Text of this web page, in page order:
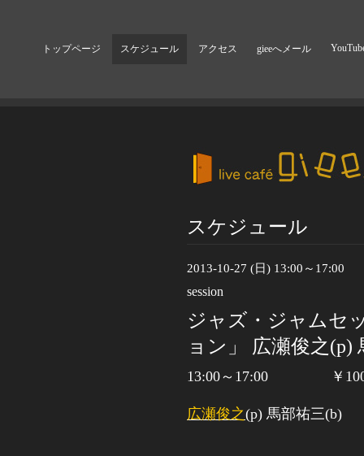
トップページ スケジュール アクセス gieeへメール
スケジュール
2013-10-27 (日) 13:00～17:00
session
ジャズ・ジャムセ
ョン」 広瀬俊之(p)
13:00～ 17:00 ￥
広瀬俊之(p) 馬部祐三(b)